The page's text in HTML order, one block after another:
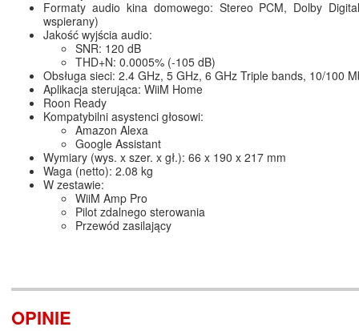
Formaty audio kina domowego: Stereo PCM, Dolby
wspierany)
Jakość wyjścia audio:
SNR: 120 dB
THD+N: 0.0005% (-105 dB)
Obsługa sieci: 2.4 GHz, 5 GHz, 6 GHz Triple bands, 10/100
Aplikacja sterująca: WiiM Home
Roon Ready
Kompatybilni asystenci głosowi:
Amazon Alexa
Google Assistant
Wymiary (wys. x szer. x gł.): 66 x 190 x 217 mm
Waga (netto): 2.08 kg
W zestawie:
WiiM Amp Pro
Pilot zdalnego sterowania
Przewód zasilający
OPINIE